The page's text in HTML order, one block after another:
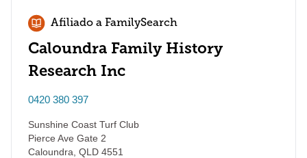
Afiliado a FamilySearch
Caloundra Family History
Research Inc
0420 380 397
Sunshine Coast Turf Club
Pierce Ave Gate 2
Caloundra QLD 4551